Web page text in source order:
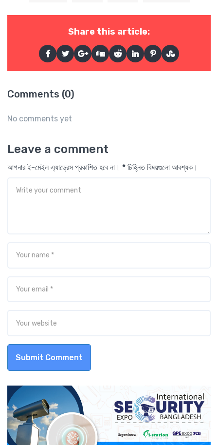
Share this article:
Comments (0)
No comments yet
Leave a comment
আপনার ই-মেইল এ্যাড্রেস প্রকাশিত হবে না। * চিহ্নিত বিষয়গুলো আবশ্যক।
Submit Comment